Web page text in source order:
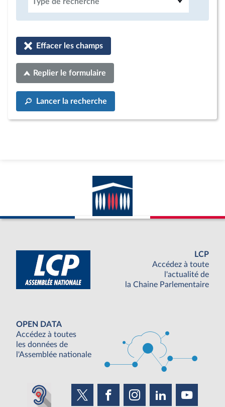
Effacer les champs
Replier le formulaire
Lancer la recherche
LCP
Accédez à toute
l'actualité de
la Chaine Parlementaire
OPEN DATA
Accédez à toutes
les données de
l'Assemblée nationale